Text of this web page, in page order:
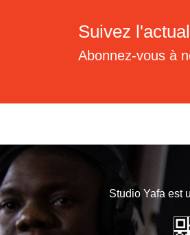
Suivez
Abonnez-vous à
Studio Yafa est